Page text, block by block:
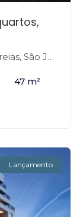
José-SC
47 m²
Lançamento